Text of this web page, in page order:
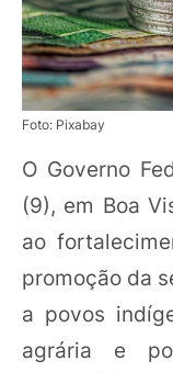
Foto: Pixabay
O Governo
(9), em Boa
ao
promoção da
a povos
agrária e